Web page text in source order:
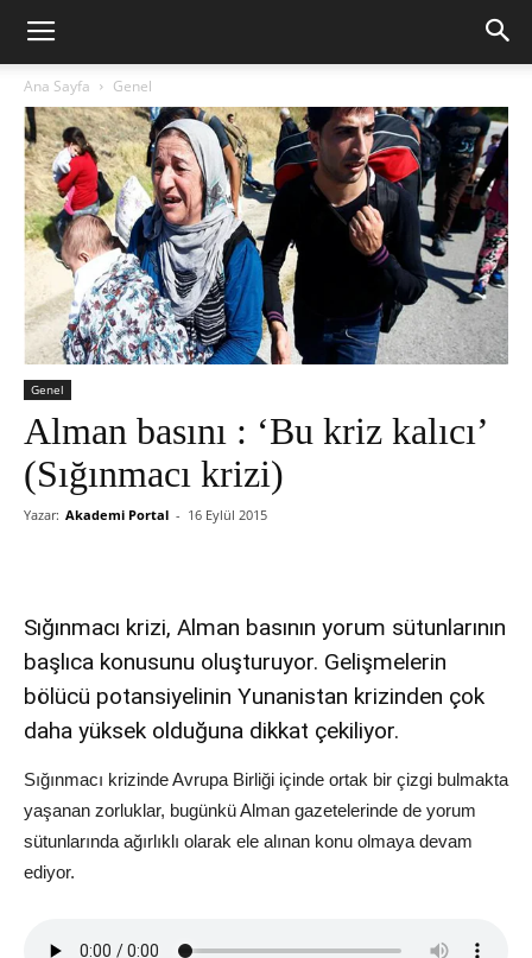
Ana Sayfa Genel
Genel
Alman basını : ‘Bu kriz kalıcı’
(Sığınmacı krizi)
Yazar: Akademi Portal - 16 Eylül 2015
Sığınmacı krizi, Alman basının yorum sütunlarının
başlıca konusunu oluşturuyor. Gelişmelerin
bölücü potansiyelinin Yunanistan krizinden çok
daha yüksek olduğuna dikkat çekiliyor.
Sığınmacı krizinde Avrupa Birliği içinde ortak bir çizgi bulmakta
yaşanan zorluklar, bugünkü Alman gazetelerinde de yorum
sütunlarında ağırlıklı olarak ele alınan konu olmaya devam
ediyor.